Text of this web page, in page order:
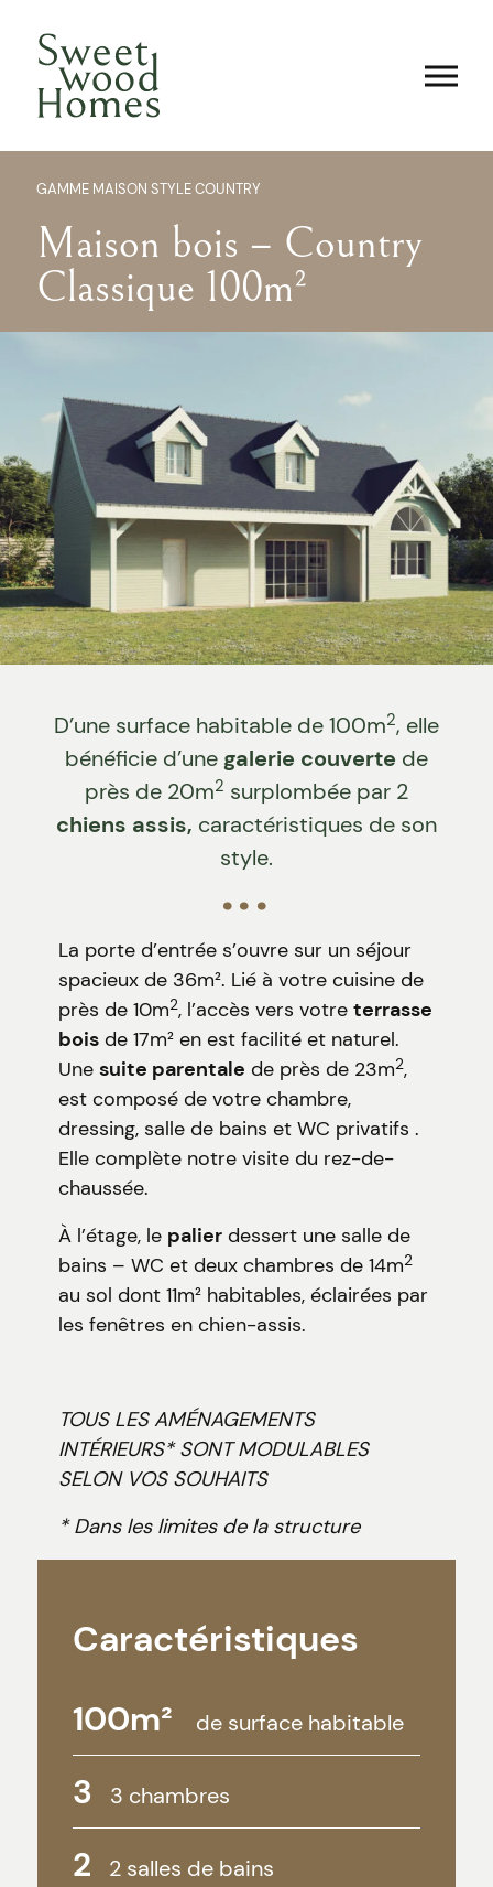
GAMME MAISON STYLE COUNTRY
Maison bois – Country
Classique 100m²
D’une surface habitable de 100m2, elle
bénéficie d’une galerie couverte de
près de 20m2 surplombée par 2
chiens assis, caractéristiques de son
style.
La porte d’entrée s’ouvre sur un séjour
spacieux de 36m². Lié à votre cuisine de
près de 10m2, l’accès vers votreterrasse
bois de 17m² en est facilité et naturel.
Unesuite parentale de près de 23m2,
est composé de votre chambre,
dressing, salle de bains et WC privatifs .
Elle complète notre visite du rez-de-
chaussée.
À l’étage, le palier dessert une salle de
bains – WC et deux chambres de 14m2
au sol dont 11m² habitables, éclairées par
les fenêtres en chien-assis.
TOUS LES AMÉNAGEMENTS
INTÉRIEURS* SONT MODULABLES
SELON VOS SOUHAITS
* Dans les limites de la structure
Caractéristiques
100m² de surface habitable
3 3 chambres
2 2 salles de bains